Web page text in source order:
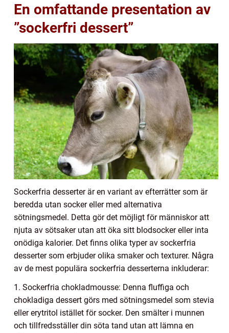
En omfattande presentation av
”sockerfri dessert”
Sockerfria desserter är en variant av efterrätter som är
beredda utan socker eller med alternativa
sötningsmedel. Detta gör det möjligt för människor att
njuta av sötsaker utan att öka sitt blodsocker eller inta
onödiga kalorier. Det finns olika typer av sockerfria
desserter som erbjuder olika smaker och texturer. Några
av de mest populära sockerfria desserterna inkluderar:
1. Sockerfria chokladmousse: Denna fluffiga och
chokladiga dessert görs med sötningsmedel som stevia
eller erytritol istället för socker. Den smälter i munnen
och tillfredsställer din söta tand utan att lämna en